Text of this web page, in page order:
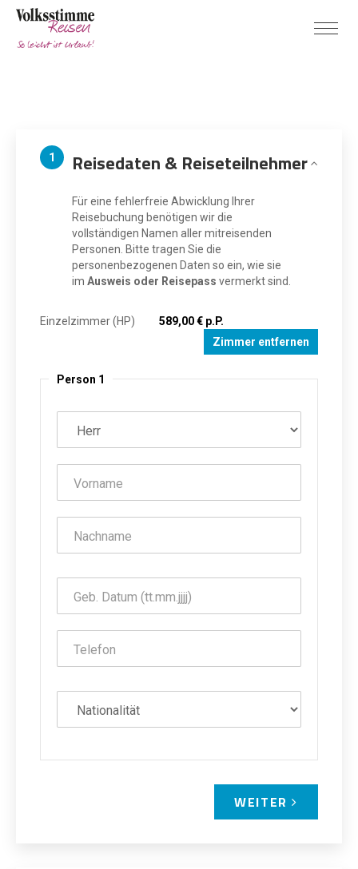
1 Reisedaten & Reiseteilnehmer
Für eine fehlerfreie Abwicklung Ihrer
Reisebuchung benötigen wir die
vollständigen Namen aller mitreisenden
Personen. Bitte tragen Sie die
personenbezogenen Daten so ein, wie sie
im Ausweis oder Reisepass vermerkt sind.
Einzelzimmer (HP)
589,00 € p.P.
Zimmer entfernen
Person 1
WEITER